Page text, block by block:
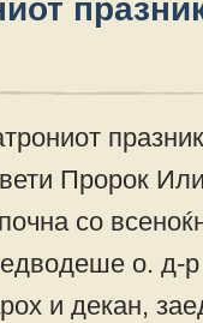
Пророк
со
о. д-
и декан,